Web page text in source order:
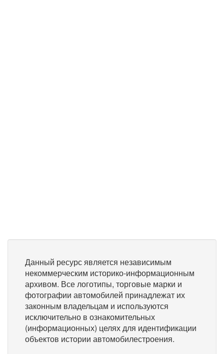
Данный ресурс является независимым
некоммерческим историко-информационным
архивом. Все логотипы, торговые марки и
фотографии автомобилей принадлежат их
законным владельцам и используются
исключительно в ознакомительных
(информационных) целях для идентификации
объектов истории автомобилестроения.